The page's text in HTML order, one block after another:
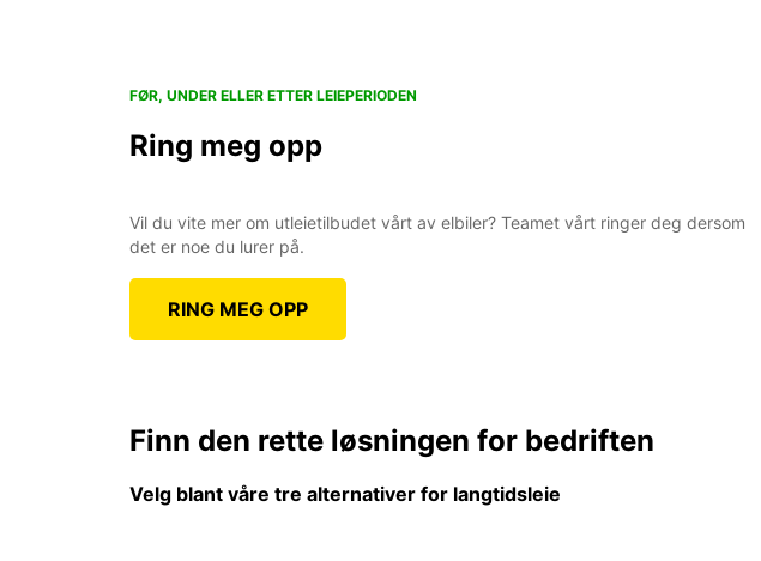
FØR, UNDER ELLER ETTER LEIEPERIODEN
Ring meg opp
Vil du vite mer om utleietilbudet vårt av elbiler? Teamet vårt ringer deg dersom
det er noe du lurer på.
RING MEG OPP
Finn den rette løsningen for bedriften
Velg blant våre tre alternativer for langtidsleie